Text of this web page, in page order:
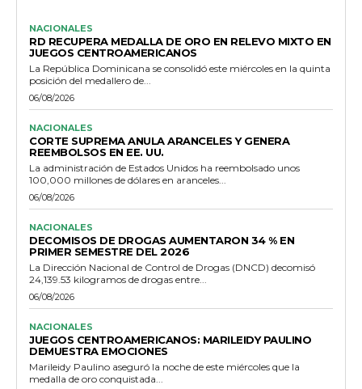
NACIONALES
RD RECUPERA MEDALLA DE ORO EN RELEVO MIXTO EN
JUEGOS CENTROAMERICANOS
La República Dominicana se consolidó este miércoles en la quinta
posición del medallero de...
06/08/2026
NACIONALES
CORTE SUPREMA ANULA ARANCELES Y GENERA
REEMBOLSOS EN EE. UU.
La administración de Estados Unidos ha reembolsado unos
100,000 millones de dólares en aranceles...
06/08/2026
NACIONALES
DECOMISOS DE DROGAS AUMENTARON 34 % EN
PRIMER SEMESTRE DEL 2026
La Dirección Nacional de Control de Drogas (DNCD) decomisó
24,139.53 kilogramos de drogas entre...
06/08/2026
NACIONALES
JUEGOS CENTROAMERICANOS: MARILEIDY PAULINO
DEMUESTRA EMOCIONES
Marileidy Paulino aseguró la noche de este miércoles que la
medalla de oro conquistada...